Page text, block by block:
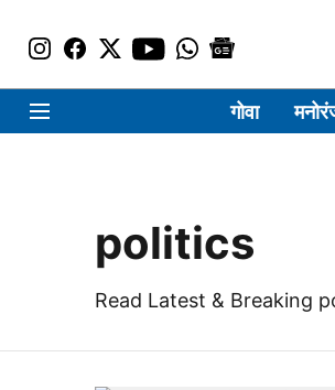
गोवा
politics
Read Latest & Breaking